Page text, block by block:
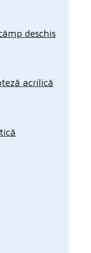
deschis
acrilică